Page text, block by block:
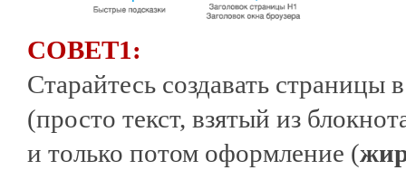
СОВЕТ1:
Старайтесь создавать страницы
(просто текст, взятый из
и только потом оформление (